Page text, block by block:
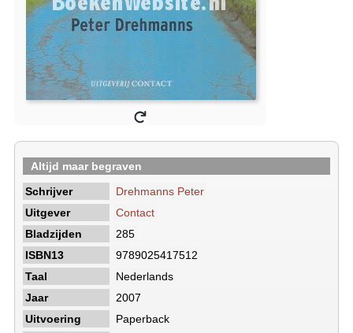
Altijd maar begraven
Schrijver
Drehmanns Peter
Uitgever
Contact
Bladzijden
285
ISBN13
9789025417512
Taal
Nederlands
Jaar
2007
Uitvoering
Paperback